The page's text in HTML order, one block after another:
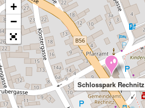
Schlosspark Rechnitz
+
−